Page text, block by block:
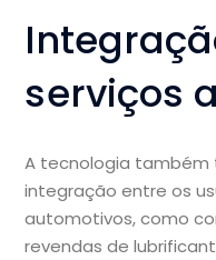
serviços
A tecnologia também
integração entre os
automotivos, como
revendas de